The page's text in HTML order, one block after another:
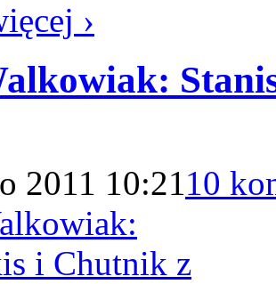
›
2011 10:2110